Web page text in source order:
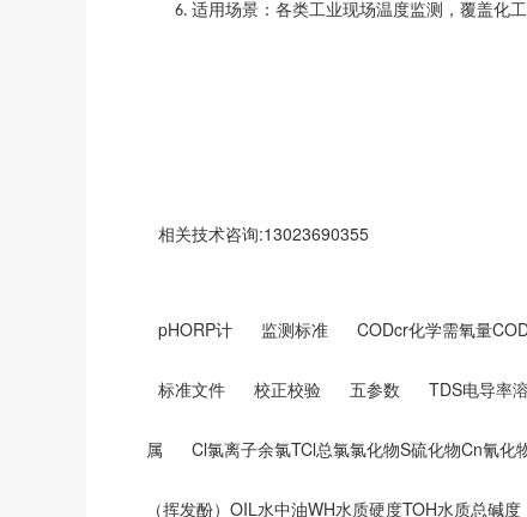
6. 适用场景：各类工业现场温度监测，覆盖化
相关技术咨询:13023690355
pHORP计 监测标准 CODcr化学需氧量
标准文件 校正校验 五参数 TDS电导率
属 Cl氯离子余氯TCl总氯氯化物S硫化物Cn氰化
（挥发酚）OIL水中油WH水质硬度TOH水质总碱度